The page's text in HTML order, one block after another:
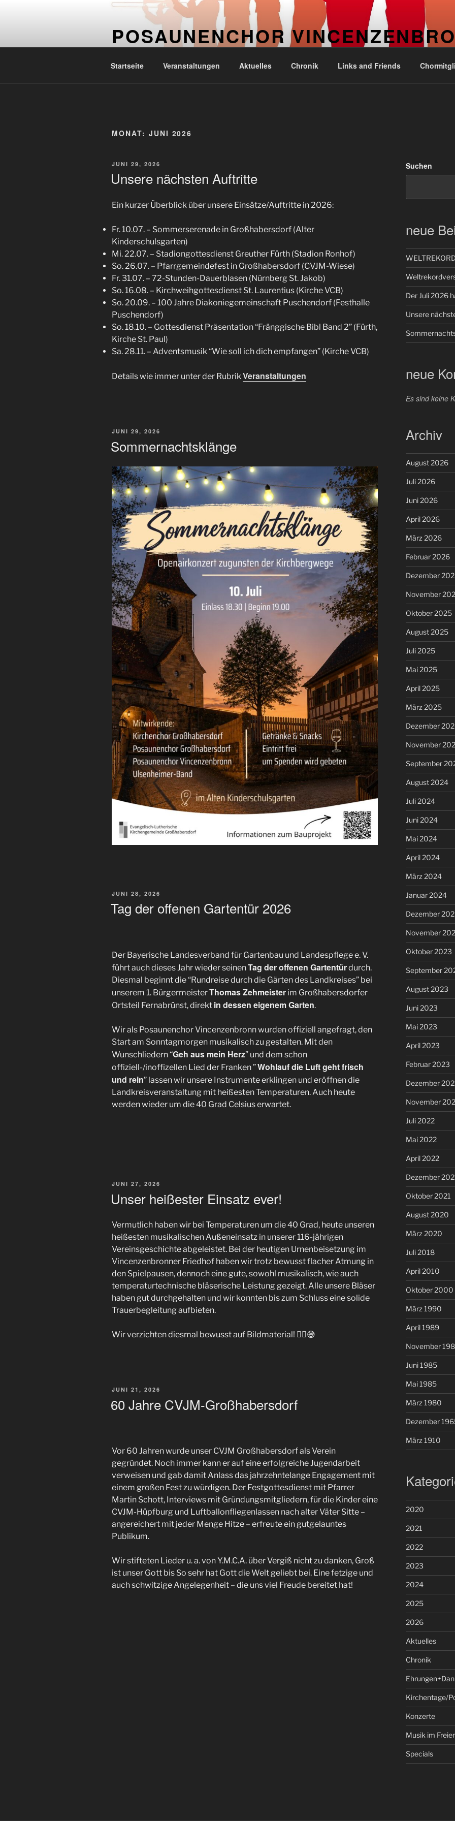
POSAUNENCHOR
Startseite Veranstaltungen Aktuelles Chronik Links and Friends
MONAT: JUNI 2026
VERÖFFENTLICHT
JUNI 29, 2026
Unsere nächsten Auftritte
Ein kurzer Überblick über unsere Einsätze/Auftritte in 2026:
Fr. 10.07. – Sommerserenade in Großhabersdorf (Alter
Kinderschulsgarten)
Mi. 22.07. – Stadiongottesdienst Greuther Fürth (Stadion Ronhof)
So. 26.07. – Pfarrgemeindefest in Großhabersdorf (CVJM-Wiese)
Fr. 31.07. – 72-Stunden-Dauerblasen (Nürnberg St. Jakob)
So. 16.08. – Kirchweihgottesdienst St. Laurentius (Kirche VCB)
So. 20.09. – 100 Jahre Diakoniegemeinschaft Puschendorf (Festhalle
Puschendorf)
So. 18.10. – Gottesdienst Präsentation “Fränggische Bibl Band 2” (Fürth,
Kirche St. Paul)
Sa. 28.11. – Adventsmusik “Wie soll ich dich empfangen” (Kirche VCB)
Details wie immer unter der Rubrik Veranstaltungen
VERÖFFENTLICHT
JUNI 29, 2026
Sommernachtsklänge
VERÖFFENTLICHT
JUNI 28, 2026
Tag der offenen Gartentür 2026
Der Bayerische Landesverband für Gartenbau und Landespflege e. V.
führt auch dieses Jahr wieder seinenTag der offenen Gartentürdurch.
Diesmal beginnt die “Rundreise durch die Gärten des Landkreises” bei
unserem 1. BürgermeisterThomas Zehmeister im Großhabersdorfer
Ortsteil Fernabrünst, direkt in dessen eigenem Garten.
Wir als Posaunenchor Vincenzenbronn wurden offiziell angefragt, den
Start am Sonntagmorgen musikalisch zu gestalten. Mit den
Wunschliedern “Geh aus mein Herz” und dem schon
offiziell-/inoffizellen Lied der Franken ”Wohlauf die Luft geht frisch
und rein” lassen wir unsere Instrumente erklingen und eröffnen die
Landkreisveranstaltung mit heißesten Temperaturen. Auch heute
werden wieder um die 40 Grad Celsius erwartet.
VERÖFFENTLICHT
JUNI 27, 2026
Unser heißester Einsatz ever!
Vermutlich haben wir bei Temperaturen um die 40 Grad, heute unseren
heißesten musikalischen Außeneinsatz in unserer 116-jährigen
Vereinsgeschichte abgeleistet. Bei der heutigen Urnenbeisetzung im
Vincenzenbronner Friedhof haben wir trotz bewusst flacher Atmung in
den Spielpausen, dennoch eine gute, sowohl musikalisch, wie auch
temperaturtechnische bläserische Leistung gezeigt. Alle unsere Bläser
haben gut durchgehalten und wir konnten bis zum Schluss eine solide
Trauerbegleitung aufbieten.
Wir verzichten diesmal bewusst auf Bildmaterial! ☝🏼😅
VERÖFFENTLICHT
JUNI 21, 2026
60 Jahre CVJM-Großhabersdorf
Vor 60 Jahren wurde unser CVJM Großhabersdorf als Verein
gegründet. Noch immer kann er auf eine erfolgreiche Jugendarbeit
verweisen und gab damit Anlass das jahrzehntelange Engagement mit
einem großen Fest zu würdigen. Der Festgottesdienst mit Pfarrer
Martin Schott, Interviews mit Gründungsmitgliedern, für die Kinder eine
CVJM-Hüpfburg und Luftballonfliegenlassen nach alter Väter Sitte –
angereichert mit jeder Menge Hitze – erfreute ein gutgelauntes
Publikum.
Wir stifteten Lieder u. a. von Y.M.C.A. über Vergiß nicht zu danken, Groß
ist unser Gott bis So sehr hat Gott die Welt geliebt bei. Eine fetzige und
auch schwitzige Angelegenheit – die uns viel Freude bereitet hat!
Suchen
neue
Der Juli 2026
Unsere
neue
Es sind keine
Archiv
August 2026
Juli 2026
Juni 2026
April 2026
März 2026
Februar 2026
Dezember
November
Oktober 2025
August 2025
Juli 2025
Mai 2025
April 2025
März 2025
Dezember
November
September
August 2024
Juli 2024
Juni 2024
Mai 2024
April 2024
März 2024
Januar 2024
Dezember
November
Oktober 2023
September
August 2023
Juni 2023
Mai 2023
April 2023
Februar 2023
Dezember
November
Juli 2022
Mai 2022
April 2022
Dezember
Oktober 2021
August 2020
März 2020
Juli 2018
April 2010
Oktober 2000
März 1990
April 1989
November
Juni 1985
Mai 1985
März 1980
Dezember
März 1910
2020
2021
2022
2023
2024
2025
2026
Aktuelles
Chronik
Kirchentage/
Konzerte
Musik im
Specials